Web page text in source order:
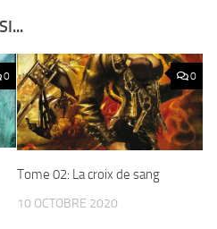
0 0
Tome 02: La croix de sang
10 OCTOBRE 2020